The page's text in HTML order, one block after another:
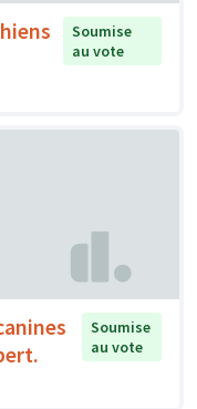
Soumise
au vote
Soumise
au vote